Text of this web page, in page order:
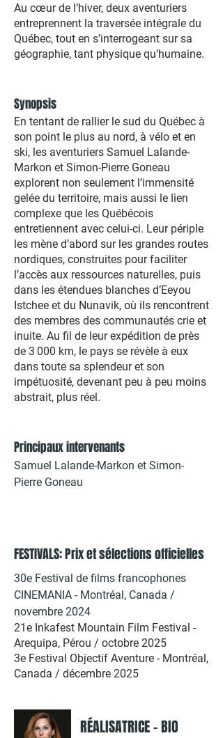
Au cœur de l’hiver, deux aventuriers
entreprennent la traversée intégrale du
Québec, tout en s’interrogeant sur sa
géographie, tant physique qu’humaine.
Synopsis
En tentant de rallier le sud du Québec à
son point le plus au nord, à vélo et en
ski, les aventuriers Samuel Lalande-
Markon et Simon-Pierre Goneau
explorent non seulement l’immensité
gelée du territoire, mais aussi le lien
complexe que les Québécois
entretiennent avec celui-ci. Leur périple
les mène d’abord sur les grandes routes
nordiques, construites pour faciliter
l’accès aux ressources naturelles, puis
dans les étendues blanches d’Eeyou
Istchee et du Nunavik, où ils rencontrent
des membres des communautés crie et
inuite. Au fil de leur expédition de près
de 3 000 km, le pays se révèle à eux
dans toute sa splendeur et son
impétuosité, devenant peu à peu moins
abstrait, plus réel.
Principaux intervenants
Samuel Lalande-Markon et Simon-
Pierre Goneau
FESTIVALS: Prix et sélections officielles
30e Festival de films francophones
CINEMANIA - Montréal, Canada /
novembre 2024
21e Inkafest Mountain Film Festival -
Arequipa, Pérou / octobre 2025
3e Festival Objectif Aventure - Montréal,
Canada / décembre 2025
RÉALISATRICE - BIO